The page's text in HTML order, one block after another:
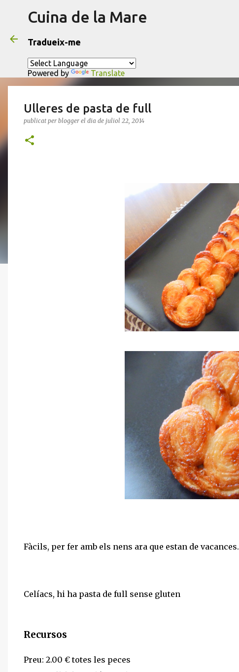
Cuina de la Mare
Tradueix-me
Powered by Translate
Ulleres de pasta de full
publicat per blogger el dia de juliol 22, 2014
Fàcils, per fer amb els nens ara que estan de vacances.
Celíacs, hi ha pasta de full sense gluten
Recursos
Preu: 2.00 € totes les peces